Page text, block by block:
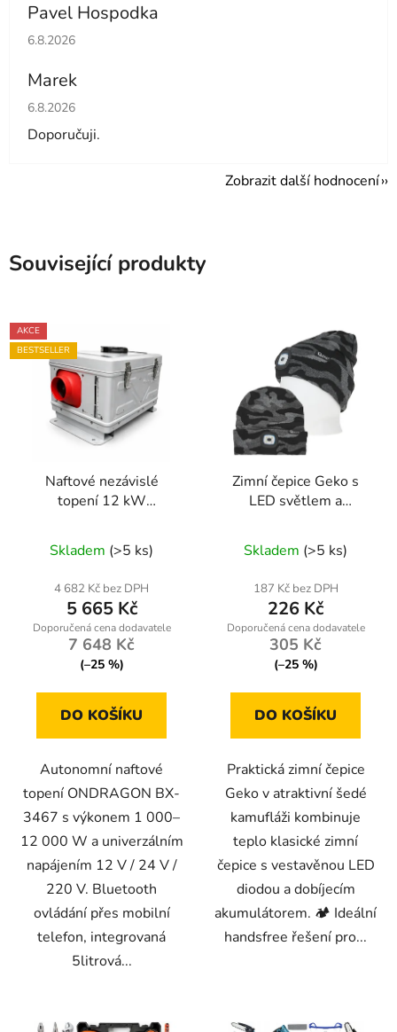
Pavel Hospodka
Hodnocení obchodu je 5 z 5 hvězdiček.
6.8.2026
Marek
Hodnocení obchodu je 4 z 5 hvězdiček.
6.8.2026
Doporučuji.
Zobrazit další hodnocení
Související produkty
AKCE
BESTSELLER
Naftové nezávislé
topení 12 kW
Bluetooth – nádrž 5 l
ONDRAGON BX-3467
Skladem (>5 ks)
4 682 Kč bez DPH
5 665 Kč
7 648 Kč
(–25 %)
DO KOŠÍKU
Autonomní naftové
topení ONDRAGON BX-
3467 s výkonem 1 000–
12 000 W a univerzálním
napájením 12 V / 24 V /
220 V. Bluetooth
ovládání přes mobilní
telefon, integrovaná
5litrová...
Zimní čepice Geko s
LED světlem a
kamufláž – handsfree
osvětlení pro outdoor
aktivity
Skladem (>5 ks)
187 Kč bez DPH
226 Kč
305 Kč
(–25 %)
DO KOŠÍKU
Praktická zimní čepice
Geko v atraktivní šedé
kamufláži kombinuje
teplo klasické zimní
čepice s vestavěnou LED
diodou a dobíjecím
akumulátorem. 🏕️ Ideální
handsfree řešení pro...